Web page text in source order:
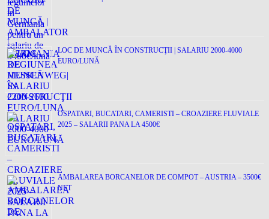
LOC DE MUNCĂ ÎN CONSTRUCŢII | SALARIU 2000-4000
EURO/LUNĂ
OSPATARI, BUCATARI, CAMERISTI – CROAZIERE FLUVIALE
2025 – SALARII PANA LA 4500€
AMBALAREA BORCANELOR DE COMPOT – AUSTRIA – 3500€
NET